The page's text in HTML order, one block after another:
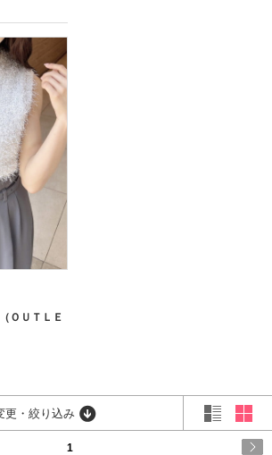
ＯＵＴＬＥ
更・絞り込み
1